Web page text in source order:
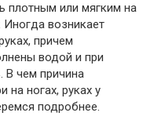
плотным или мягким на
возникает
причем
водой и при
В чем причина
на ногах, руках у
подробнее.